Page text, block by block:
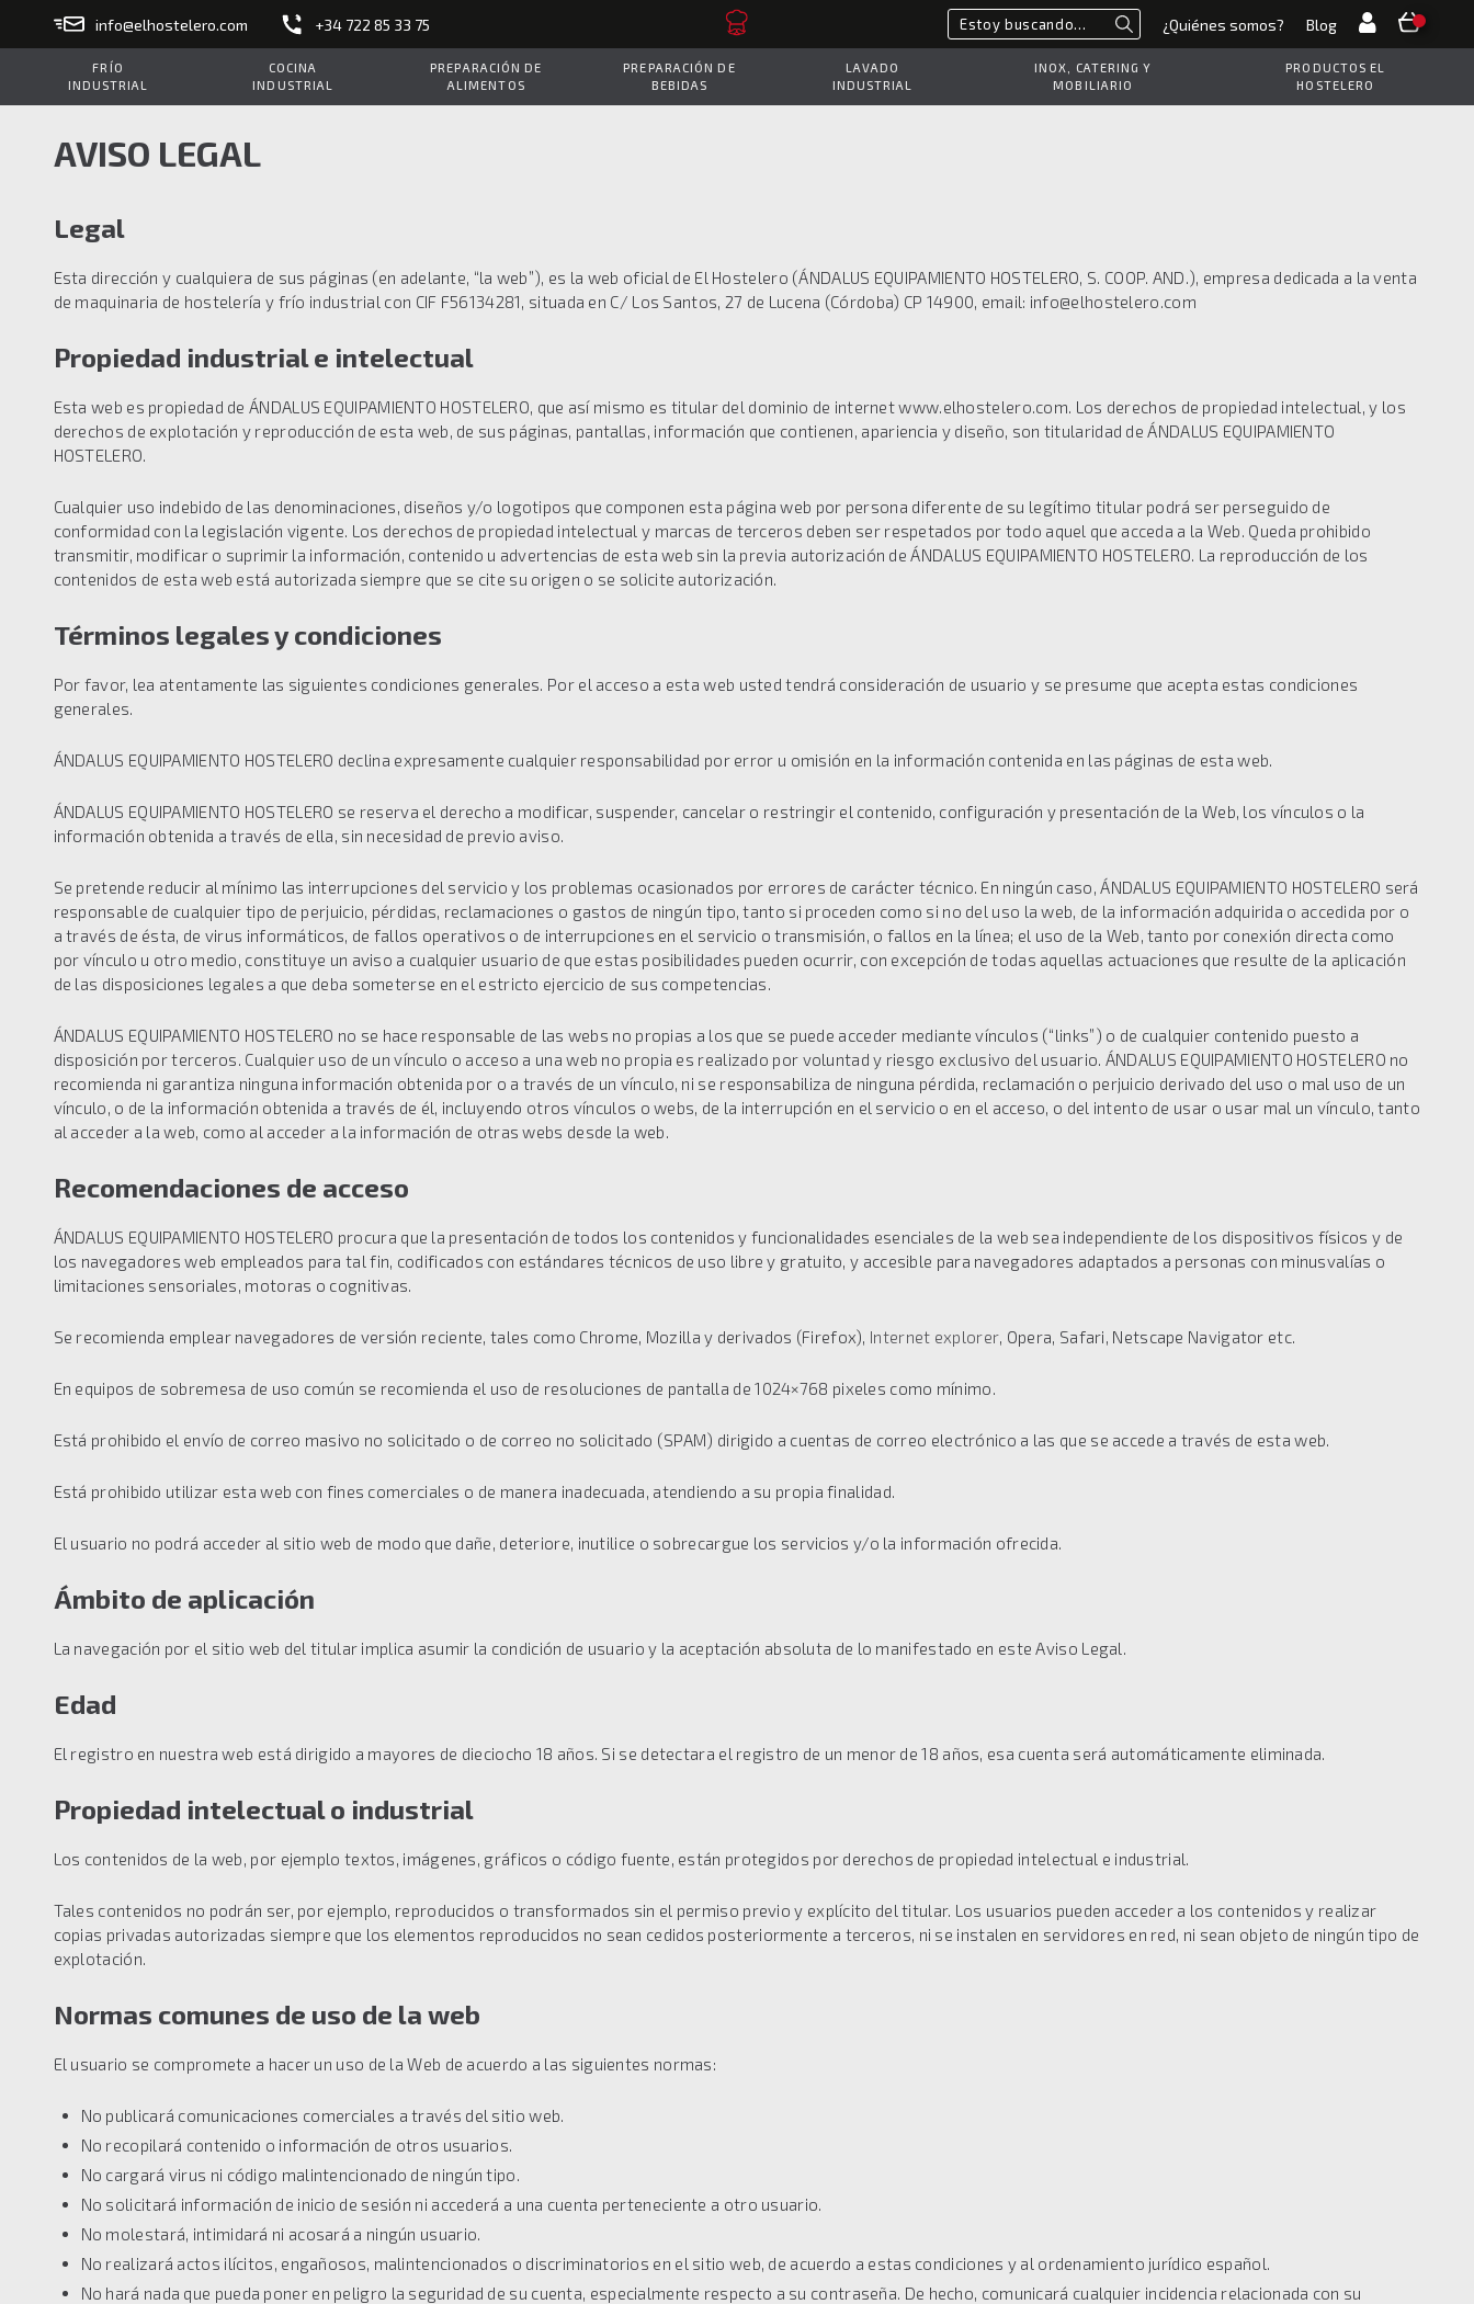
info@elhostelero.com +34 722 85 33 75 Buscar¿Quiénes somos? Blog
FRÍO
INDUSTRIAL
COCINA
INDUSTRIAL
PREPARACIÓN DE
ALIMENTOS
PREPARACIÓN DE
BEBIDAS
LAVADO
INDUSTRIAL
INOX, CATERING Y
MOBILIARIO
PRODUCTOS EL
HOSTELERO
AVISO LEGAL
Legal
Esta dirección y cualquiera de sus páginas (en adelante, “la web”), es la web oficial de El Hostelero (ÁNDALUS EQUIPAMIENTO HOSTELERO, S. COOP. AND.), empresa dedicada a la venta
de maquinaria de hostelería y frío industrial con CIF F56134281, situada en C/ Los Santos, 27 de Lucena (Córdoba) CP 14900, email: info@elhostelero.com
Propiedad industrial e intelectual
Esta web es propiedad de ÁNDALUS EQUIPAMIENTO HOSTELERO, que así mismo es titular del dominio de internet www.elhostelero.com. Los derechos de propiedad intelectual, y los
derechos de explotación y reproducción de esta web, de sus páginas, pantallas, información que contienen, apariencia y diseño, son titularidad de ÁNDALUS EQUIPAMIENTO
HOSTELERO.
Cualquier uso indebido de las denominaciones, diseños y/o logotipos que componen esta página web por persona diferente de su legítimo titular podrá ser perseguido de
conformidad con la legislación vigente. Los derechos de propiedad intelectual y marcas de terceros deben ser respetados por todo aquel que acceda a la Web. Queda prohibido
transmitir, modificar o suprimir la información, contenido u advertencias de esta web sin la previa autorización de ÁNDALUS EQUIPAMIENTO HOSTELERO. La reproducción de los
contenidos de esta web está autorizada siempre que se cite su origen o se solicite autorización.
Términos legales y condiciones
Por favor, lea atentamente las siguientes condiciones generales. Por el acceso a esta web usted tendrá consideración de usuario y se presume que acepta estas condiciones
generales.
ÁNDALUS EQUIPAMIENTO HOSTELERO declina expresamente cualquier responsabilidad por error u omisión en la información contenida en las páginas de esta web.
ÁNDALUS EQUIPAMIENTO HOSTELERO se reserva el derecho a modificar, suspender, cancelar o restringir el contenido, configuración y presentación de la Web, los vínculos o la
información obtenida a través de ella, sin necesidad de previo aviso.
Se pretende reducir al mínimo las interrupciones del servicio y los problemas ocasionados por errores de carácter técnico. En ningún caso, ÁNDALUS EQUIPAMIENTO HOSTELERO será
responsable de cualquier tipo de perjuicio, pérdidas, reclamaciones o gastos de ningún tipo, tanto si proceden como si no del uso la web, de la información adquirida o accedida por o
a través de ésta, de virus informáticos, de fallos operativos o de interrupciones en el servicio o transmisión, o fallos en la línea; el uso de la Web, tanto por conexión directa como
por vínculo u otro medio, constituye un aviso a cualquier usuario de que estas posibilidades pueden ocurrir, con excepción de todas aquellas actuaciones que resulte de la aplicación
de las disposiciones legales a que deba someterse en el estricto ejercicio de sus competencias.
ÁNDALUS EQUIPAMIENTO HOSTELERO no se hace responsable de las webs no propias a los que se puede acceder mediante vínculos (“links”) o de cualquier contenido puesto a
disposición por terceros. Cualquier uso de un vínculo o acceso a una web no propia es realizado por voluntad y riesgo exclusivo del usuario. ÁNDALUS EQUIPAMIENTO HOSTELERO no
recomienda ni garantiza ninguna información obtenida por o a través de un vínculo, ni se responsabiliza de ninguna pérdida, reclamación o perjuicio derivado del uso o mal uso de un
vínculo, o de la información obtenida a través de él, incluyendo otros vínculos o webs, de la interrupción en el servicio o en el acceso, o del intento de usar o usar mal un vínculo, tanto
al acceder a la web, como al acceder a la información de otras webs desde la web.
Recomendaciones de acceso
ÁNDALUS EQUIPAMIENTO HOSTELERO procura que la presentación de todos los contenidos y funcionalidades esenciales de la web sea independiente de los dispositivos físicos y de
los navegadores web empleados para tal fin, codificados con estándares técnicos de uso libre y gratuito, y accesible para navegadores adaptados a personas con minusvalías o
limitaciones sensoriales, motoras o cognitivas.
Se recomienda emplear navegadores de versión reciente, tales como Chrome, Mozilla y derivados (Firefox), Internet explorer, Opera, Safari, Netscape Navigator etc.
En equipos de sobremesa de uso común se recomienda el uso de resoluciones de pantalla de 1024×768 pixeles como mínimo.
Está prohibido el envío de correo masivo no solicitado o de correo no solicitado (SPAM) dirigido a cuentas de correo electrónico a las que se accede a través de esta web.
Está prohibido utilizar esta web con fines comerciales o de manera inadecuada, atendiendo a su propia finalidad.
El usuario no podrá acceder al sitio web de modo que dañe, deteriore, inutilice o sobrecargue los servicios y/o la información ofrecida.
Ámbito de aplicación
La navegación por el sitio web del titular implica asumir la condición de usuario y la aceptación absoluta de lo manifestado en este Aviso Legal.
Edad
El registro en nuestra web está dirigido a mayores de dieciocho 18 años. Si se detectara el registro de un menor de 18 años, esa cuenta será automáticamente eliminada.
Propiedad intelectual o industrial
Los contenidos de la web, por ejemplo textos, imágenes, gráficos o código fuente, están protegidos por derechos de propiedad intelectual e industrial.
Tales contenidos no podrán ser, por ejemplo, reproducidos o transformados sin el permiso previo y explícito del titular. Los usuarios pueden acceder a los contenidos y realizar
copias privadas autorizadas siempre que los elementos reproducidos no sean cedidos posteriormente a terceros, ni se instalen en servidores en red, ni sean objeto de ningún tipo de
explotación.
Normas comunes de uso de la web
El usuario se compromete a hacer un uso de la Web de acuerdo a las siguientes normas:
No publicará comunicaciones comerciales a través del sitio web.
No recopilará contenido o información de otros usuarios.
No cargará virus ni código malintencionado de ningún tipo.
No solicitará información de inicio de sesión ni accederá a una cuenta perteneciente a otro usuario.
No molestará, intimidará ni acosará a ningún usuario.
No realizará actos ilícitos, engañosos, malintencionados o discriminatorios en el sitio web, de acuerdo a estas condiciones y al ordenamiento jurídico español.
No hará nada que pueda poner en peligro la seguridad de su cuenta, especialmente respecto a su contraseña. De hecho, comunicará cualquier incidencia relacionada con su